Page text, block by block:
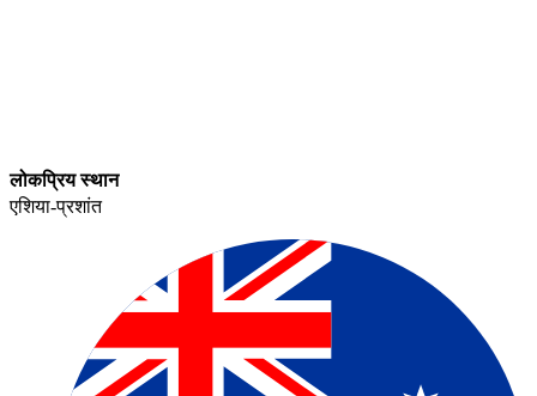
लोकप्रिय स्थान​​
एशिया-प्रशांत​​